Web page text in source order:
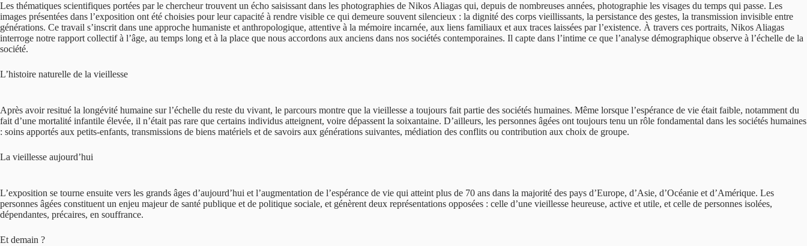
Les thématiques scientifiques portées par le chercheur trouvent un écho saisissant dans les photographies de Nikos Aliagas qui, depuis de nombreuses années, photographie les visages du temps qui passe. Les
images présentées dans l’exposition ont été choisies pour leur capacité à rendre visible ce qui demeure souvent silencieux : la dignité des corps vieillissants, la persistance des gestes, la transmission invisible entre
générations. Ce travail s’inscrit dans une approche humaniste et anthropologique, attentive à la mémoire incarnée, aux liens familiaux et aux traces laissées par l’existence. À travers ces portraits, Nikos Aliagas
interroge notre rapport collectif à l’âge, au temps long et à la place que nous accordons aux anciens dans nos sociétés contemporaines. Il capte dans l’intime ce que l’analyse démographique observe à l’échelle de la
société.
L’histoire naturelle de la vieillesse
Après avoir resitué la longévité humaine sur l’échelle du reste du vivant, le parcours montre que la vieillesse a toujours fait partie des sociétés humaines. Même lorsque l’espérance de vie était faible, notamment du
fait d’une mortalité infantile élevée, il n’était pas rare que certains individus atteignent, voire dépassent la soixantaine. D’ailleurs, les personnes âgées ont toujours tenu un rôle fondamental dans les sociétés humaines
: soins apportés aux petits-enfants, transmissions de biens matériels et de savoirs aux générations suivantes, médiation des conflits ou contribution aux choix de groupe.
La vieillesse aujourd’hui
L’exposition se tourne ensuite vers les grands âges d’aujourd’hui et l’augmentation de l’espérance de vie qui atteint plus de 70 ans dans la majorité des pays d’Europe, d’Asie, d’Océanie et d’Amérique. Les
personnes âgées constituent un enjeu majeur de santé publique et de politique sociale, et génèrent deux représentations opposées : celle d’une vieillesse heureuse, active et utile, et celle de personnes isolées,
dépendantes, précaires, en souffrance.
Et demain ?